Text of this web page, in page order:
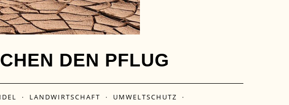
DEN PFLUG
· LANDWIRTSCHAFT · UMWELTSCHUTZ ·